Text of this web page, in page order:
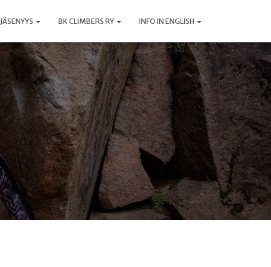
JÄSENYYS BK CLIMBERS RY INFO IN ENGLISH